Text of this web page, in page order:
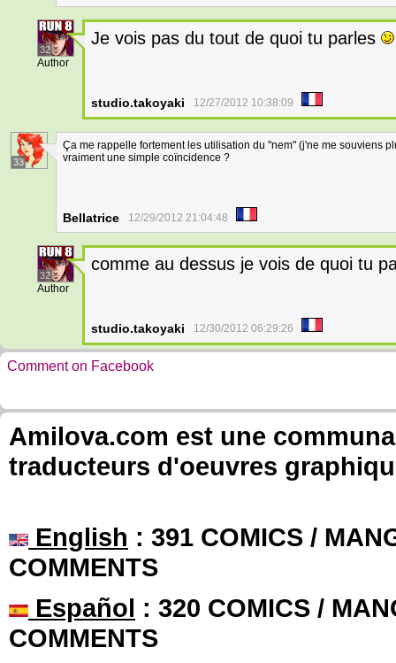
32
Author
Je vois pas du tout de quoi tu parles
studio.takoyaki 12/27/2012 10:38:09
33
Ça me rappelle fortement les utilisation du "nem" (j'ne me souviens
vraiment une simple coïncidence ?
Bellatrice 12/29/2012 21:04:48
32
Author
comme au dessus je vois de quoi tu
studio.takoyaki 12/30/2012 06:29:26
Comment on Facebook
Amilova.com est une
traducteurs d'oeuvres
English : 391 COMICS /
COMMENTS
Español : 320 COMICS /
COMMENTS